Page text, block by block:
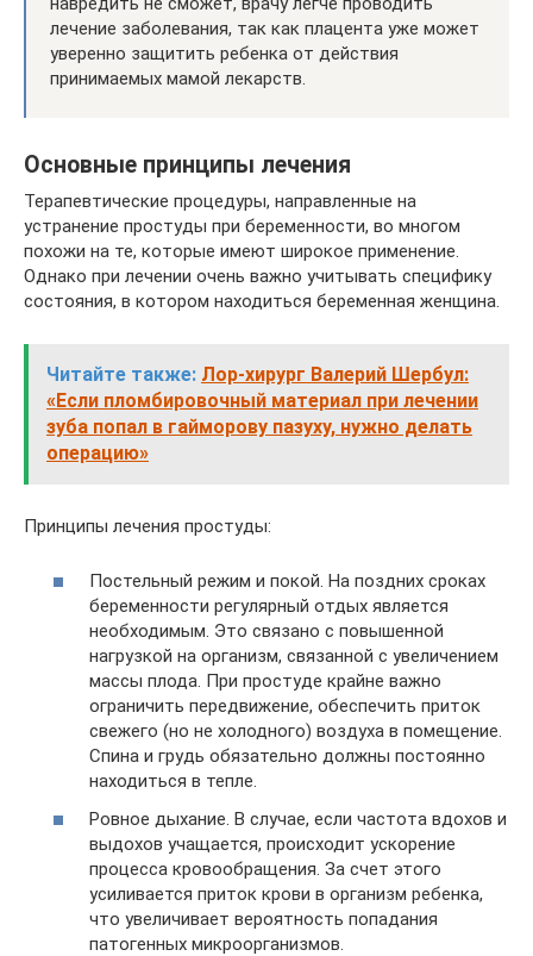
лечение заболевания, так как плацента уже может
уверенно защитить ребенка от действия
принимаемых мамой лекарств.
Основные принципы лечения
Терапевтические процедуры, направленные на
устранение простуды при беременности, во многом
похожи на те, которые имеют широкое применение.
Однако при лечении очень важно учитывать специфику
состояния, в котором находиться беременная женщина.
Читайте также: Лор-хирург Валерий Шербул:
«Если пломбировочный материал при лечении
зуба попал в гайморову пазуху, нужно делать
операцию»
Принципы лечения простуды:
Постельный режим и покой. На поздних сроках
беременности регулярный отдых является
необходимым. Это связано с повышенной
нагрузкой на организм, связанной с увеличением
массы плода. При простуде крайне важно
ограничить передвижение, обеспечить приток
свежего (но не холодного) воздуха в помещение.
Спина и грудь обязательно должны постоянно
находиться в тепле.
Ровное дыхание. В случае, если частота вдохов и
выдохов учащается, происходит ускорение
процесса кровообращения. За счет этого
усиливается приток крови в организм ребенка,
что увеличивает вероятность попадания
патогенных микроорганизмов.